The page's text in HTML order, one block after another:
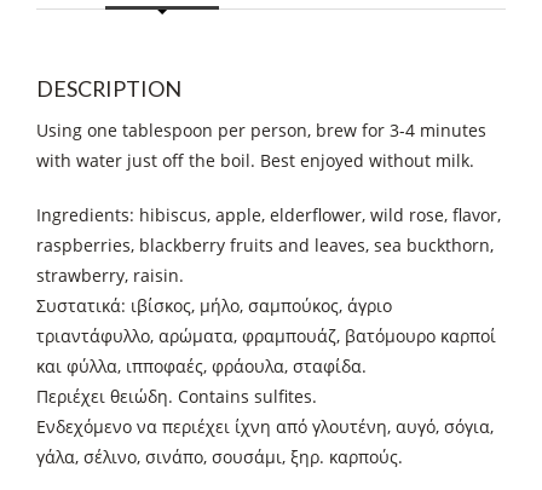
DESCRIPTION
Using one tablespoon per person, brew for 3-4 minutes
with water just off the boil. Best enjoyed without milk.
Ingredients: hibiscus, apple, elderflower, wild rose, flavor,
raspberries, blackberry fruits and leaves, sea buckthorn,
strawberry, raisin.
Συστατικά: ιβίσκος, μήλο, σαμπούκος, άγριο
τριαντάφυλλο, αρώματα, φραμπουάζ, βατόμουρο καρποί
και φύλλα, ιπποφαές, φράουλα, σταφίδα.
Περιέχει θειώδη. Contains sulfites.
Ενδεχόμενο να περιέχει ίχνη από γλουτένη, αυγό, σόγια,
γάλα, σέλινο, σινάπο, σουσάμι, ξηρ. καρπούς.